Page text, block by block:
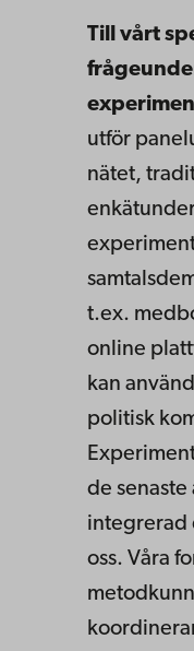
Till vårt
utför
nätet,
t.ex.
online
kan
politisk
de
integrerad
oss. Våra